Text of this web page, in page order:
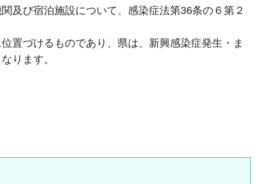
及び宿泊施設について、感染症法第36条の６第２
置づけるものであり、県は、新興感染症発生・ま
ります。